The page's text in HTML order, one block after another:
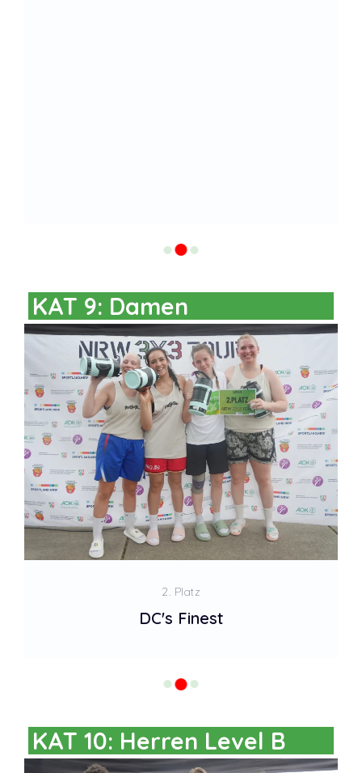
KAT 9: Damen
2. Platz
DC's Finest
KAT 10: Herren Level B